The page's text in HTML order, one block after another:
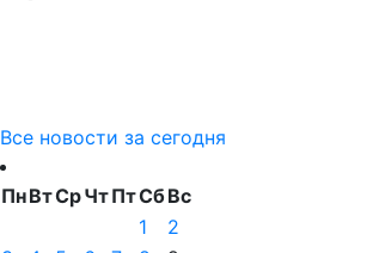
Все новости за сегодня
ПнВтСрЧтПтСбВс
1
2